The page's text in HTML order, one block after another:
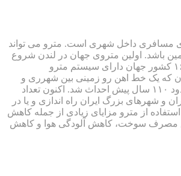
مسافری داخل شهری است. مترو می تواند
باشد. اولین متروی جهان در لندن شروع
کشور جهان دارای سیستم مترو
که یک خط اهن رو زمینی بین شهرری و
۱۱۰ سال پیش احداث شد. اکنون تعداد
و شهرهای بزرگ ایران راه اندازی و یا در
از مترو مزایای زیادی از جمله کاهش
مصرف سوخت، کاهش آلودگی هوا و کاهش